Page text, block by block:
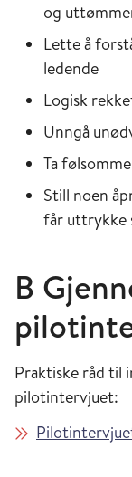
og
Lette å
ledende
Logisk
Unngå
Ta
Still noen
får uttrykke
B
Praktiske råd til
pilotintervjuet: